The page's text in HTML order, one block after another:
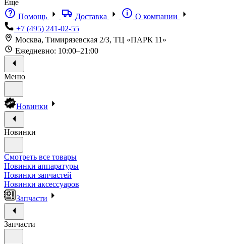
Еще
Помощь
Доставка
О компании
+7 (495) 241-02-55
Москва, Тимирязевская 2/3, ТЦ «ПАРК 11»
Ежедневно: 10:00–21:00
Меню
Новинки
Новинки
Смотреть все товары
Новинки аппаратуры
Новинки запчастей
Новинки аксессуаров
Запчасти
Запчасти